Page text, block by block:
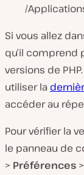
/
Si vous allez
qu’il comprend
versions de
utiliser la
accéder au
Pour vérifier la
le panneau de
> Préférences >